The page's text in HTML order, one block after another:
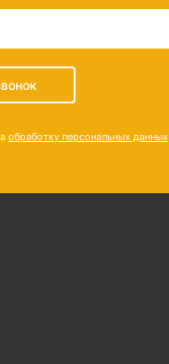
обработку персональных данных